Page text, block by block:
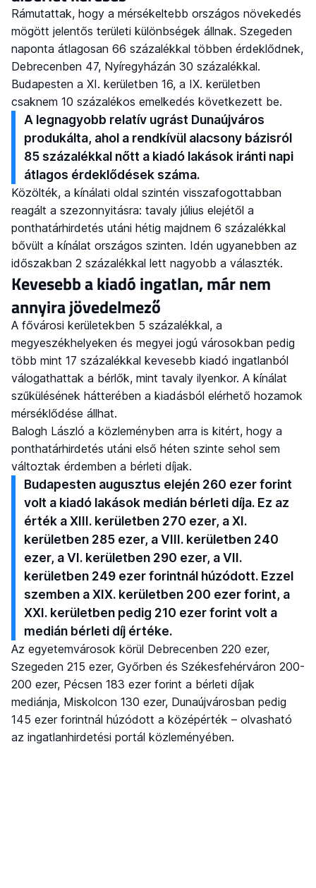
Rámutattak, hogy a mérsékeltebb országos növekedés
mögött jelentős területi különbségek állnak. Szegeden
naponta átlagosan 66 százalékkal többen érdeklődnek,
Debrecenben 47, Nyíregyházán 30 százalékkal.
Budapesten a XI. kerületben 16, a IX. kerületben
csaknem 10 százalékos emelkedés következett be.
A legnagyobb relatív ugrást Dunaújváros
produkálta, ahol a rendkívül alacsony bázisról
85 százalékkal nőtt a kiadó lakások iránti napi
átlagos érdeklődések száma.
Közölték, a kínálati oldal szintén visszafogottabban
reagált a szezonnyitásra: tavaly július elejétől a
ponthatárhirdetés utáni hétig majdnem 6 százalékkal
bővült a kínálat országos szinten. Idén ugyanebben az
időszakban 2 százalékkal lett nagyobb a választék.
Kevesebb a kiadó ingatlan, már nem
annyira jövedelmező
A fővárosi kerületekben 5 százalékkal, a
megyeszékhelyeken és megyei jogú városokban pedig
több mint 17 százalékkal kevesebb kiadó ingatlanból
válogathattak a bérlők, mint tavaly ilyenkor. A kínálat
szűkülésének hátterében a kiadásból elérhető hozamok
mérséklődése állhat.
Balogh László a közleményben arra is kitért, hogy a
ponthatárhirdetés utáni első héten szinte sehol sem
változtak érdemben a bérleti díjak.
Budapesten augusztus elején 260 ezer forint
volt a kiadó lakások medián bérleti díja. Ez az
érték a XIII. kerületben 270 ezer, a XI.
kerületben 285 ezer, a VIII. kerületben 240
ezer, a VI. kerületben 290 ezer, a VII.
kerületben 249 ezer forintnál húzódott. Ezzel
szemben a XIX. kerületben 200 ezer forint, a
XXI. kerületben pedig 210 ezer forint volt a
medián bérleti díj értéke.
Az egyetemvárosok körül Debrecenben 220 ezer,
Szegeden 215 ezer, Győrben és Székesfehérváron 200-
200 ezer, Pécsen 183 ezer forint a bérleti díjak
mediánja, Miskolcon 130 ezer, Dunaújvárosban pedig
145 ezer forintnál húzódott a középérték – olvasható
az ingatlanhirdetési portál közleményében.